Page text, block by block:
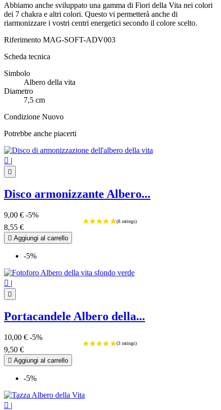
Abbiamo anche sviluppato una gamma di Fiori della Vita nei colori
dei 7 chakra e altri colori. Questo vi permetterà anche di
riarmonizzare i vostri centri energetici secondo il colore scelto.
Riferimento MAG-SOFT-ADV003
Scheda tecnica
Simbolo
Albero della vita
Diametro
7,5 cm
Condizione Nuovo
Potrebbe anche piacerti
 |

Disco armonizzante Albero...
9,00 € -5%
8,55 €
 Aggiungi al carrello
-5%
 |

Portacandele Albero della...
10,00 € -5%
9,50 €
 Aggiungi al carrello
-5%
 |